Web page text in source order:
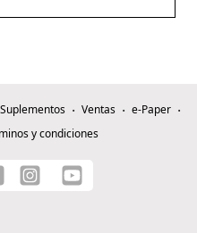
Suplementos Ventas
e-Paper
y condiciones